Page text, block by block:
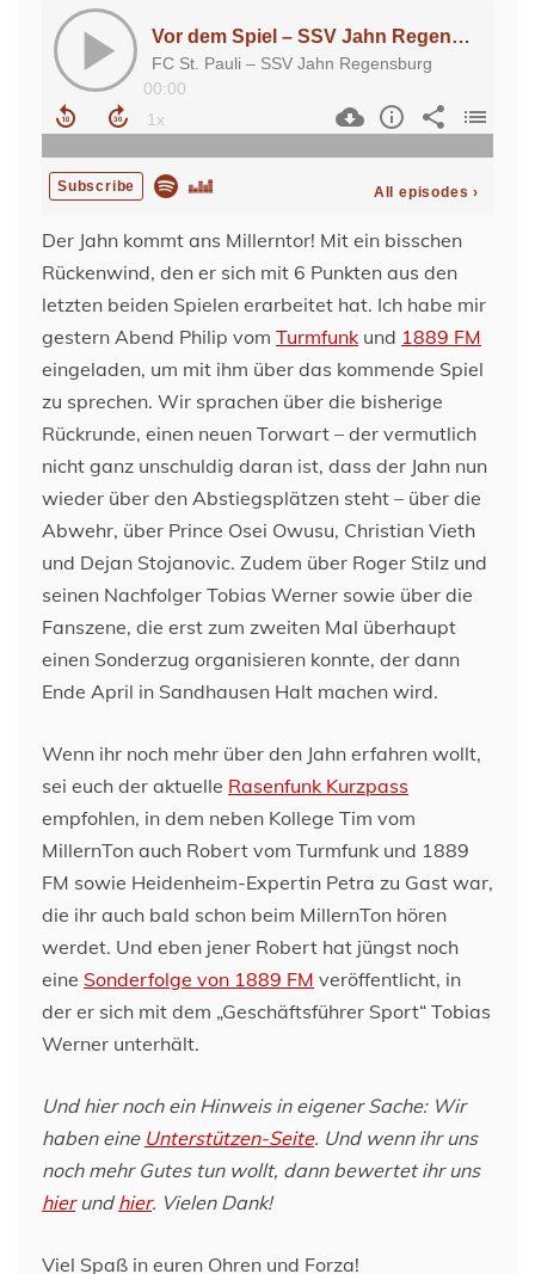
Der Jahn kommt ans Millerntor! Mit ein bisschen
Rückenwind, den er sich mit 6 Punkten aus den
letzten beiden Spielen erarbeitet hat. Ich habe mir
gestern Abend Philip vom Turmfunk und 1889 FM
eingeladen, um mit ihm über das kommende Spiel
zu sprechen. Wir sprachen über die bisherige
Rückrunde, einen neuen Torwart – der vermutlich
nicht ganz unschuldig daran ist, dass der Jahn nun
wieder über den Abstiegsplätzen steht – über die
Abwehr, über Prince Osei Owusu, Christian Vieth
und Dejan Stojanovic. Zudem über Roger Stilz und
seinen Nachfolger Tobias Werner sowie über die
Fanszene, die erst zum zweiten Mal überhaupt
einen Sonderzug organisieren konnte, der dann
Ende April in Sandhausen Halt machen wird.
Wenn ihr noch mehr über den Jahn erfahren wollt,
sei euch der aktuelle Rasenfunk Kurzpass
empfohlen, in dem neben Kollege Tim vom
MillernTon auch Robert vom Turmfunk und 1889
FM sowie Heidenheim-Expertin Petra zu Gast war,
die ihr auch bald schon beim MillernTon hören
werdet. Und eben jener Robert hat jüngst noch
eine Sonderfolge von 1889 FM veröffentlicht, in
der er sich mit dem „Geschäftsführer Sport“ Tobias
Werner unterhält.
Und hier noch ein Hinweis in eigener Sache: Wir
haben eine Unterstützen-Seite. Und wenn ihr uns
noch mehr Gutes tun wollt, dann bewertet ihr uns
hierundhier. Vielen Dank!
Viel Spaß in euren Ohren und Forza!